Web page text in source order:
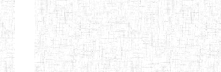
L'ARCHE DES
PHOTONS
ECOLE DE
FORMATION
30/11/2004 ENIEG